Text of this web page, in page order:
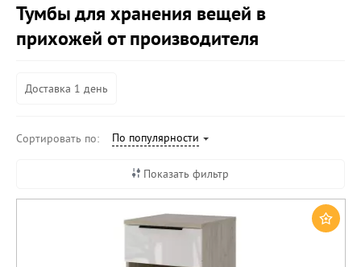
Тумбы для хранения вещей в
прихожей от производителя
Доставка 1 день
Сортировать по: По популярности
Показать фильтр